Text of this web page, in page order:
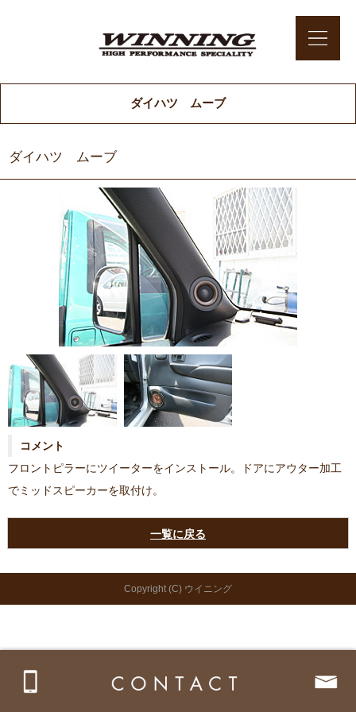
ダイハツ ムーブ
ダイハツ ムーブ
コメント
フロントピラーにツイーターをインストール。ドアにアウター加工
でミッドスピーカーを取付け。
一覧に戻る
Copyright (C) ウイニング